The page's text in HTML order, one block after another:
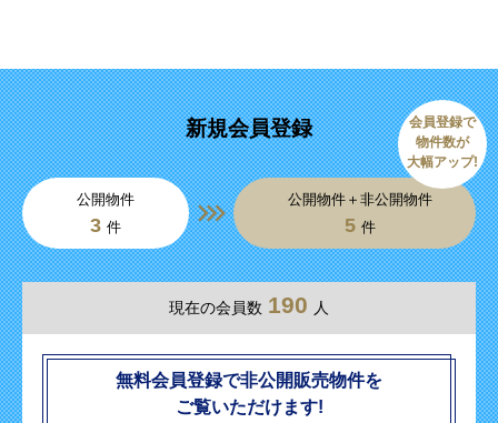
新規会員登録
公開物件
3 件
公開物件＋非公開物件
5 件
会員登録で
物件数が
大幅アップ!
現在の会員数 190 人
無料会員登録で非公開販売物件を
ご覧いただけます!